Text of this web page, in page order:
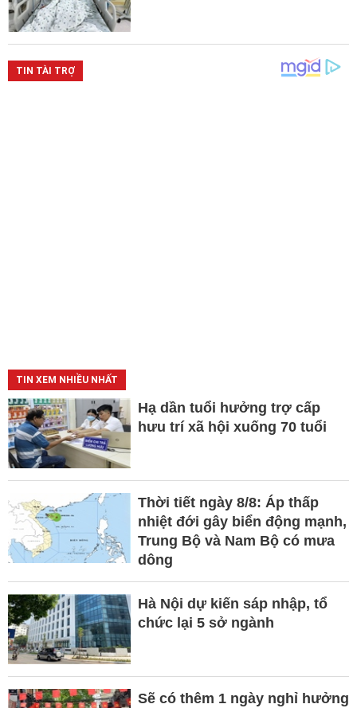
TIN XEM NHIỀU NHẤT
Hạ dần tuổi hưởng trợ cấp
hưu trí xã hội xuống 70 tuổi
Thời tiết ngày 8/8: Áp thấp
nhiệt đới gây biển động mạnh,
Trung Bộ và Nam Bộ có mưa
dông
Hà Nội dự kiến sáp nhập, tổ
chức lại 5 sở ngành
Sẽ có thêm 1 ngày nghỉ hưởng